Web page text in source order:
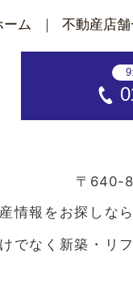
ーム 不動産店
〒640-
情報をお探しな
でなく新築・リ